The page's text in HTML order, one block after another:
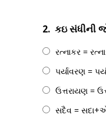
2. કઇ સંધીની
રત્નાકર =
પર્યાવરણ =
ઉત્તરાયણ =
સદૈવ =